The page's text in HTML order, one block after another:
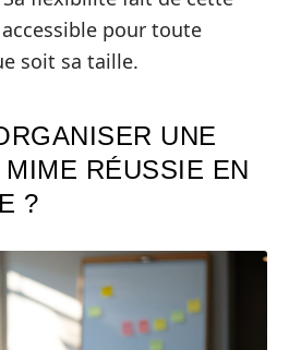
pour toute
soit sa taille.
UNE
RÉUSSIE EN
?